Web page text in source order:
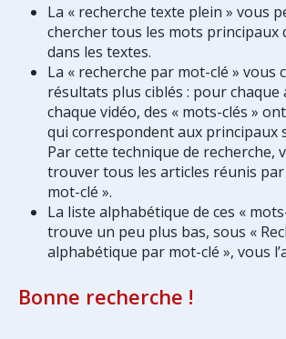
La « recherche texte plein » vous
chercher tous les mots principaux
dans les textes.
La « recherche par mot-clé » vous
résultats plus ciblés : pour chaque
chaque vidéo, des « mots-clés »
qui correspondent aux principaux
Par cette technique de recherche,
trouver tous les articles réunis par
mot-clé ».
La liste alphabétique de ces «
trouve un peu plus bas, sous «
alphabétique par mot-clé », vous
Bonne recherche !